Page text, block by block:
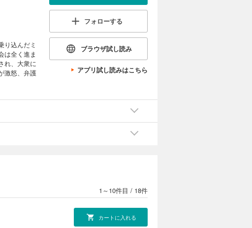
り込んだミ
は全く進ま
れ、大衆に
激怒、弁護
フォローする
ブラウザ試し読み
アプリ試し読みはこちら
1～10件目 / 18件
カートに入れる